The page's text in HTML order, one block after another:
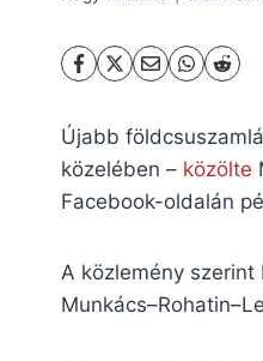
Újabb
közelében – közölte
Facebook-oldalán
A közlemény